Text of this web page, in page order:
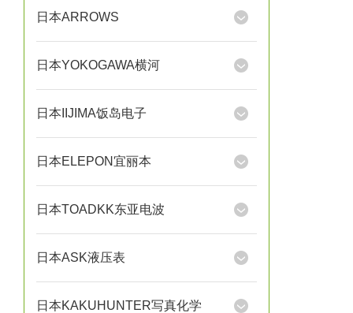
日本ARROWS
日本YOKOGAWA横河
日本IIJIMA饭岛电子
日本ELEPON宜丽本
日本TOADKK东亚电波
日本ASK液压表
日本KAKUHUNTER写真化学